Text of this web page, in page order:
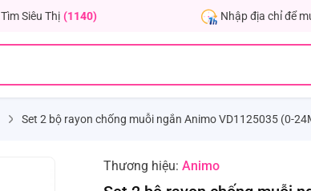
Tìm Siêu Thị (1140) Nhập địa chỉ để
Set 2 bộ rayon chống muỗi ngắn Animo VD1125035 (0-
Thương hiệu: Animo